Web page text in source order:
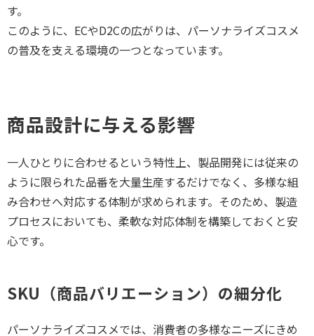
す。
このように、ECやD2Cの広がりは、パーソナライズコスメ
の普及を支える環境の一つとなっています。
商品設計に与える影響
一人ひとりに合わせるという特性上、製品開発には従来の
ように限られた品番を大量生産するだけでなく、多様な組
み合わせへ対応する体制が求められます。そのため、製造
プロセスにおいても、柔軟な対応体制を構築しておくと安
心です。
SKU（商品バリエーション）の細分化
パーソナライズコスメでは、消費者の多様なニーズにきめ